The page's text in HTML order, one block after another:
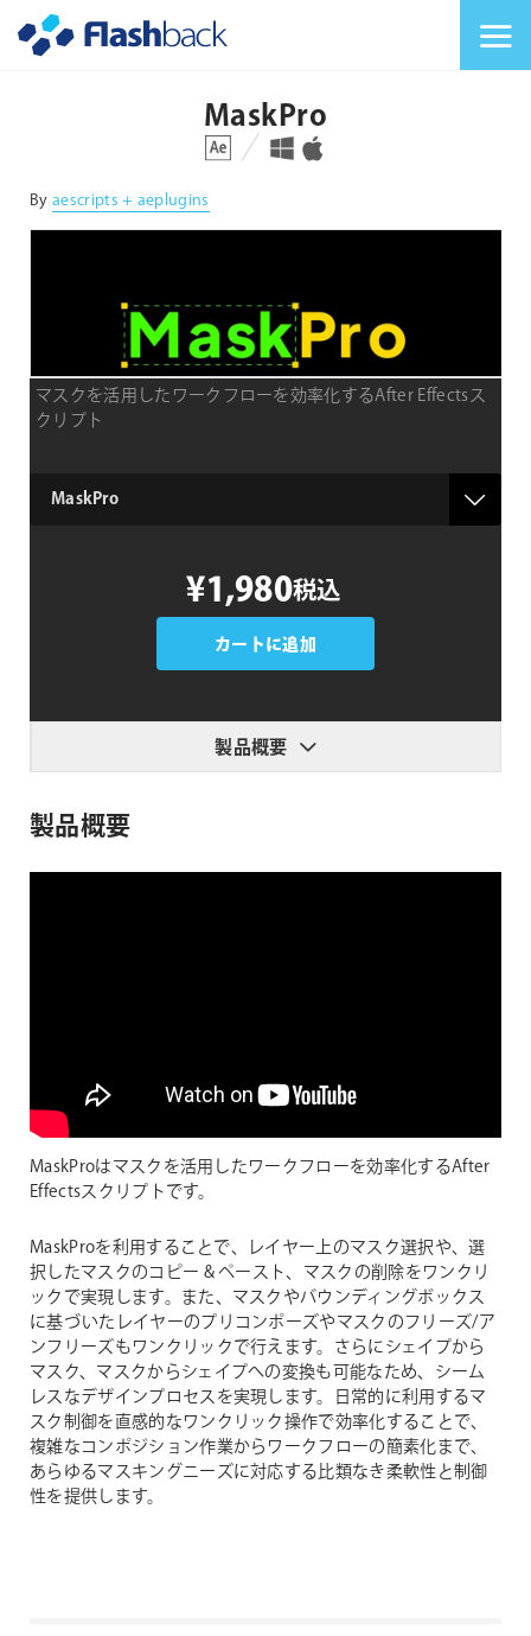
MaskPro
対応プラットフォーム 対応OS
By aescripts + aeplugins
マスクを活用したワークフローを効率化するAfter Effectsス
クリプト
type
¥1,980税込
カートに追加
製品概要
製品概要
MaskProはマスクを活用したワークフローを効率化するAfter
Effectsスクリプトです。
MaskProを利用することで、レイヤー上のマスク選択や、選
択したマスクのコピー & ペースト、マスクの削除をワンクリ
ックで実現します。また、マスクやバウンディングボックス
に基づいたレイヤーのプリコンポーズやマスクのフリーズ/ア
ンフリーズもワンクリックで行えます。さらにシェイプから
マスク、マスクからシェイプへの変換も可能なため、シーム
レスなデザインプロセスを実現します。日常的に利用するマ
スク制御を直感的なワンクリック操作で効率化することで、
複雑なコンポジション作業からワークフローの簡素化まで、
あらゆるマスキングニーズに対応する比類なき柔軟性と制御
性を提供します。